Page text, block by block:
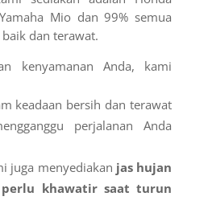
Mio dan 99% semua
dan terawat.
kenyamanan Anda, kami
keadaan bersih dan terawat
perjalanan Anda
juga menyediakan jas hujan
khawatir saat turun